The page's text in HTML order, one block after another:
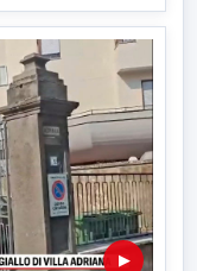
▶